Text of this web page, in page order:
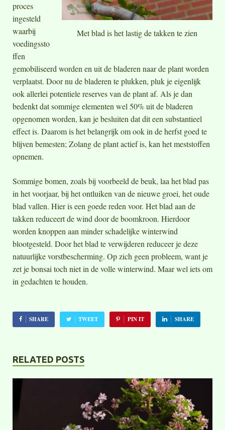
Met blad is het lastig de takken te zien
proces
ingesteld
waarbij
voedingssto
ffen
gemobiliseerd worden en uit de bladeren naar de plant worden
verplaatst. Door nu de bladeren te plukken, pluk je eigenlijk
ook allerlei potentiele reserves van de plant af. Als je dan
bedenkt dat sommige elementen wel 50% uit de bladeren
opgenomen worden, kan je besluiten dat dit een substantieel
effect is. Daarom is het belangrijk om ook in de herfst goed te
blijven bemesten; Zolang de plant actief is, kan het meststoffen
opnemen.
Sommige bomen, zoals bij voorbeeld de beuk, laa het blad pas
in het voorjaar, bij het ontluiken van de nieuwe groei, het oude
blad vallen. Hier is een goede reden voor. Het blad aan de
takken reduceert de wind door de boomkroon. Hierdoor
worden knoppen aan minder schadelijke winterwind
blootgesteld. Door het blad te verwijderen reduceer je deze
natuurlijke vorstbescherming. Op zich geen probleem, want je
zet je bonsai toch niet in de volle winterwind. Maar wel iets om
in gedachten te houden.
SHARE TWEET PIN IT SHARE
RELATED POSTS